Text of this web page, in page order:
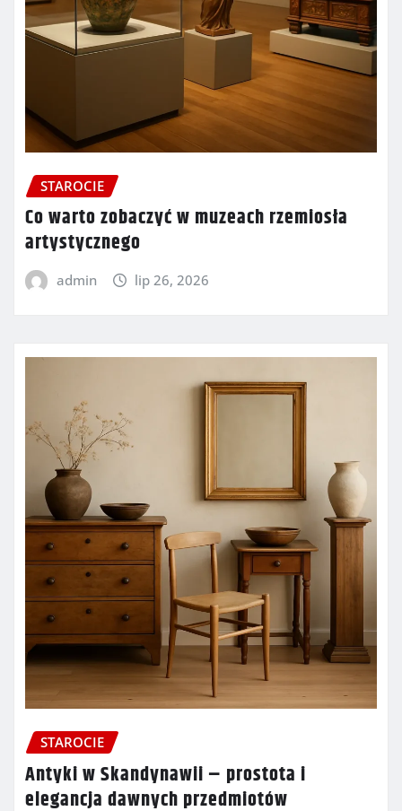
STAROCIE
Co warto zobaczyć w muzeach rzemiosła
artystycznego
admin lip 26, 2026
STAROCIE
Antyki w Skandynawii – prostota i
elegancja dawnych przedmiotów